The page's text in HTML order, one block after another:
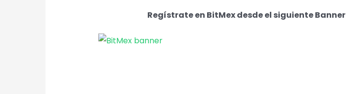
Regístrate en BitMex desde el siguiente Banner